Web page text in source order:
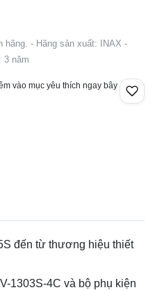
- Hãng sản xuất: INAX -
3 năm
vào mục yêu thích ngay bây
đến từ thương hiệu thiết
1303S-4C và bộ phụ kiện